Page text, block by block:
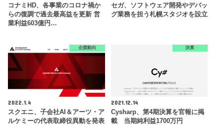
コナミHD、各事業のコロナ禍か
らの復調で過去最高益を更新 営
業利益603億円…
セガ、ソフトウェア開発やデバッ
グ業務を担う札幌スタジオを設立
企業動向
2022.1.4
スクエニ、子会社AI＆アーツ・ア
ルケミーの代表取締役異動を発表
決算
2021.12.14
Cysharp、第4期決算を官報に掲
載 当期純利益1700万円